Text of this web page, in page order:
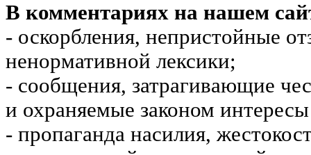
В комментариях на нашем
- оскорбления, непристойные
ненормативной лексики;
- сообщения, затрагивающие
и охраняемые законом
- пропаганда насилия,